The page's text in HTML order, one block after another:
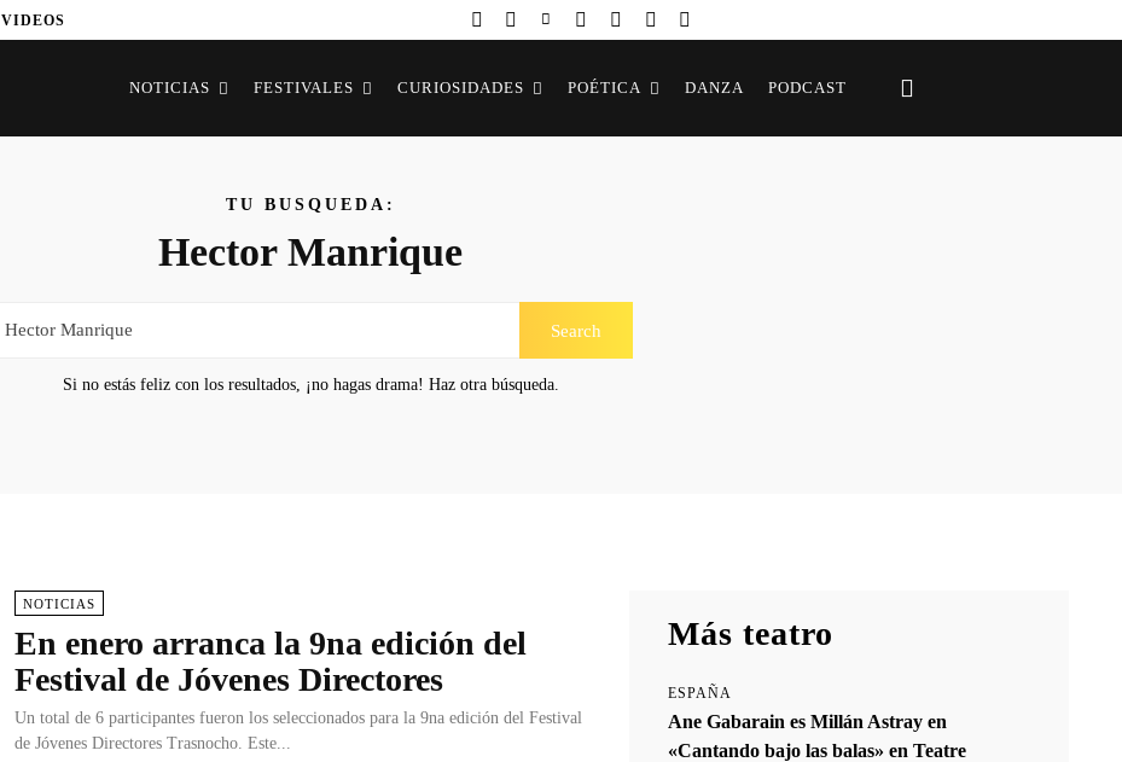
VIDEOS
NOTICIAS FESTIVALES CURIOSIDADES POÉTICA DANZA PODCAST
TU BUSQUEDA:
Hector Manrique
Search
Si no estás feliz con los resultados, ¡no hagas drama! Haz otra búsqueda.
NOTICIAS
En enero arranca la 9na edición del
Festival de Jóvenes Directores
Un total de 6 participantes fueron los seleccionados para la 9na edición del Festival
de Jóvenes Directores Trasnocho. Este...
Más teatro
ESPAÑA
Ane Gabarain es Millán Astray en
«Cantando bajo las balas» en Teatre